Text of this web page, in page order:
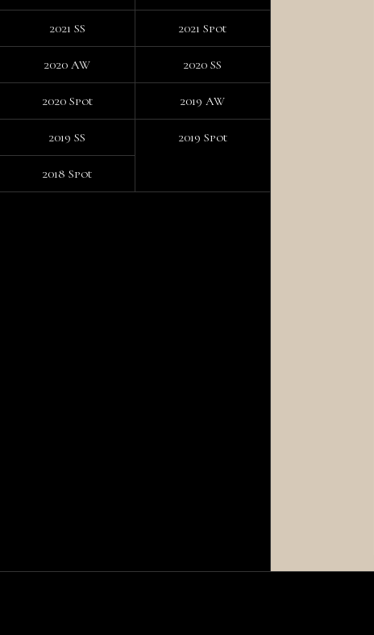
2021 SS 2021 Spot
2020 AW 2020 SS
2020 Spot 2019 AW
2019 SS 2019 Spot
2018 Spot